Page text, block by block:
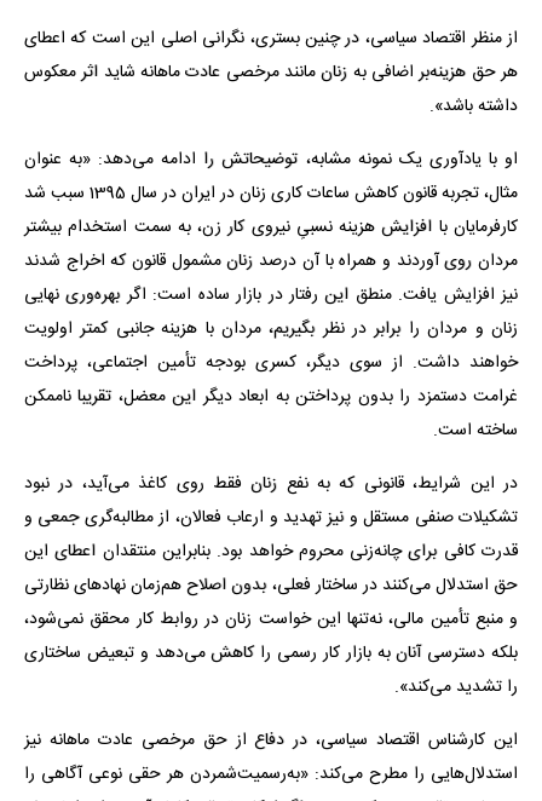
از منظر اقتصاد سیاسی، در چنین بستری، نگرانی اصلی این است که اعطای
هر حق هزینه‌بر اضافی به زنان مانند مرخصی عادت ماهانه شاید اثر معکوس
داشته باشد».
او با یادآوری یک نمونه مشابه، توضیحاتش را ادامه می‌دهد: «به عنوان
مثال، تجربه قانون کاهش ساعات کاری زنان در ایران در سال 1395 سبب شد
کارفرمایان با افزایش هزینه نسبیِ نیروی کار زن، به سمت استخدام بیشتر
مردان روی آوردند و همراه با آن درصد زنان مشمول قانون که اخراج شدند
نیز افزایش یافت. منطق این رفتار در بازار ساده است: اگر بهره‌وری نهایی
زنان و مردان را برابر در نظر بگیریم، مردان با هزینه جانبی کمتر اولویت
خواهند داشت. از سوی دیگر، کسری بودجه تأمین اجتماعی، پرداخت
غرامت دستمزد را بدون پرداختن به ابعاد دیگر این معضل، تقریبا ناممکن
ساخته است.
در این شرایط، قانونی که به نفع زنان فقط روی کاغذ می‌آید، در نبود
تشکیلات صنفی مستقل و نیز تهدید و ارعاب فعالان، از مطالبه‌گری جمعی و
قدرت کافی برای چانه‌زنی محروم خواهد بود. بنابراین منتقدان اعطای این
حق استدلال می‌کنند در ساختار فعلی، بدون اصلاح هم‌زمان نهادهای نظارتی
و منبع تأمین مالی، نه‌تنها این خواست زنان در روابط کار محقق نمی‌شود،
بلکه دسترسی آنان به بازار کار رسمی را کاهش می‌دهد و تبعیض ساختاری
را تشدید می‌کند».
این کارشناس اقتصاد سیاسی، در دفاع از حق مرخصی عادت ماهانه نیز
استدلال‌هایی را مطرح می‌کند: «به‌رسمیت‌شمردن هر حقی نوعی آگاهی را